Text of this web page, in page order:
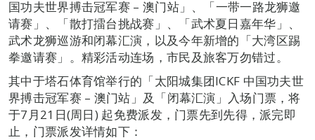
国功夫世界搏击冠军赛 – 澳门站」、「一带一路龙狮邀
请赛」、「散打擂台挑战赛」、「武术夏日嘉年华」、
武术龙狮巡游和闭幕汇演，以及今年新增的「大湾区踢
拳邀请赛」。精彩活动连场，市民及旅客万勿错过。
其中于塔石体育馆举行的「太阳城集团ICKF 中国功夫世
界搏击冠军赛 – 澳门站」及「闭幕汇演」入场门票，将
于7月21日(周日) 起免费派发，门票先到先得，派完即
止，门票派发详情如下：